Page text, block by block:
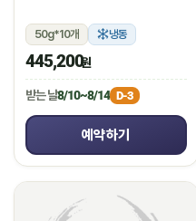
50g*10개 냉동
445,200원
받는 날8/10~8/14 D-3
예약하기